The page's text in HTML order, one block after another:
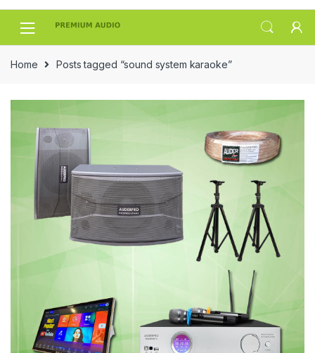
Skip
Skip
Home Posts tagged “sound system karaoke”